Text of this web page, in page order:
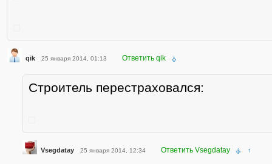
qik 25 января 2014, 01:13 Ответить qik
Строитель перестраховался:
Vsegdatay 25 января 2014, 12:34 Ответить Vsegdatay ↑